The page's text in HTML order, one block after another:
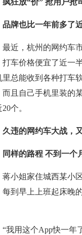
狂放“价” 抢用户抢
也比一年前多了
，杭州的网约车市
打车价格便宜了近一
里总能收到各种打车
而且自己手机里装的
个。
的网约车大战，又
的路程 不到一个
姐家住城西某小区
每到早上上班起床晚
用这个App快一年了